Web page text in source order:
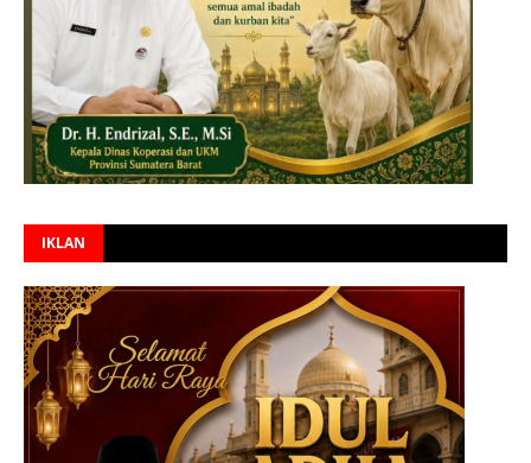
IKLAN